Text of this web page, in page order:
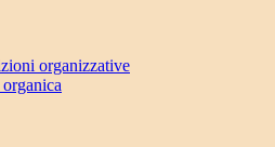
organizzative